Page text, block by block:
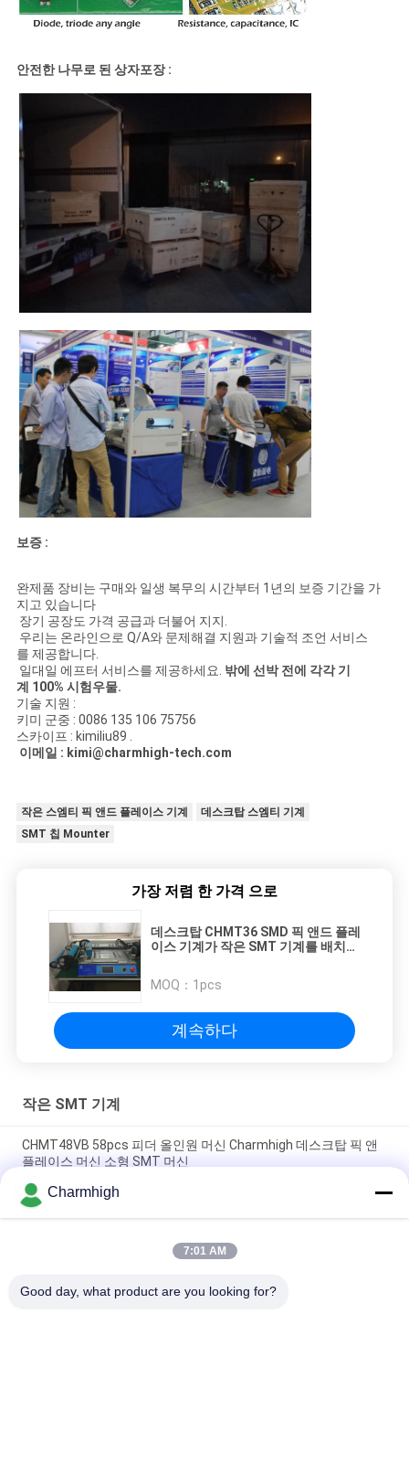
안전한 나무로 된 상자포장 :
보증 :
완제품 장비는 구매와 일생 복무의 시간부터 1년의 보증 기간을 가
지고 있습니다
장기 공장도 가격 공급과 더불어 지지.
우리는 온라인으로 Q/A와 문제해결 지원과 기술적 조언 서비스
를 제공합니다.
일대일 에프터 서비스를 제공하세요. 밖에 선박 전에 각각 기
계 100% 시험우물.
기술 지원 :
키미 군중 : 0086 135 106 75756
스카이프 : kimiliu89 .
이메일 : kimi@charmhigh-tech.com
작은 스엠티 픽 앤드 플레이스 기계
데스크탑 스엠티 기계
SMT 칩 Mounter
가장 저렴 한 가격 으로
데스크탑 CHMT36 SMD 픽 앤드 플레
이스 기계가 작은 SMT 기계를 배치하
MOQ： 1pcs
계속하다
작은 SMT 기계
CHMT48VB 58pcs 피더 올인원 머신 Charmhigh 데스크탑 픽 앤
플레이스 머신 소형 SMT 머신
치암하이 7 모델들 데스크탑 SMT SMD 픽 앤드 플레이스 기계, 작
은 PCB 머싱 기계
인쇄 회로 판 어셈블리를 위한 CHMT36VB 골라내어 붙이기 장비
Charmhigh
7:01 AM
Good day, what product are you looking for?